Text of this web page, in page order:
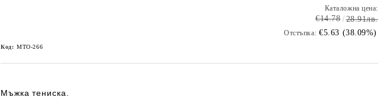
Каталожна цена:
€14.78 28.91лв.
Отстъпка: €5.63 (38.09%)
Код: MTО-266
Мъжка тениска.